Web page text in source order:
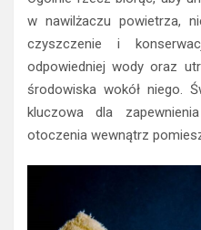
w nawilżaczu powietrza,
czyszczenie i
odpowiedniej wody oraz
środowiska wokół niego.
kluczowa dla
otoczenia wewnątrz